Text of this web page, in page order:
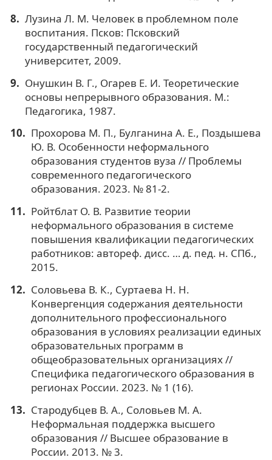
Лузина Л. М. Человек в проблемном поле
воспитания. Псков: Псковский
государственный педагогический
университет, 2009.
Онушкин В. Г., Огарев Е. И. Теоретические
основы непрерывного образования. М.:
Педагогика, 1987.
Прохорова М. П., Булганина А. Е., Поздышева
Ю. В. Особенности неформального
образования студентов вуза // Проблемы
современного педагогического
образования. 2023. № 81-2.
Ройтблат О. В. Развитие теории
неформального образования в системе
повышения квалификации педагогических
работников: автореф. дисс. … д. пед. н. СПб.,
2015.
Соловьева В. К., Суртаева Н. Н.
Конвергенция содержания деятельности
дополнительного профессионального
образования в условиях реализации единых
образовательных программ в
общеобразовательных организациях //
Специфика педагогического образования в
регионах России. 2023. № 1 (16).
Стародубцев В. А., Соловьев М. А.
Неформальная поддержка высшего
образования // Высшее образование в
России. 2013. № 3.